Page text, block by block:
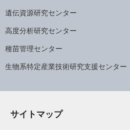
遺伝資源研究センター
高度分析研究センター
種苗管理センター
生物系特定産業技術研究支援センター
サイトマップ